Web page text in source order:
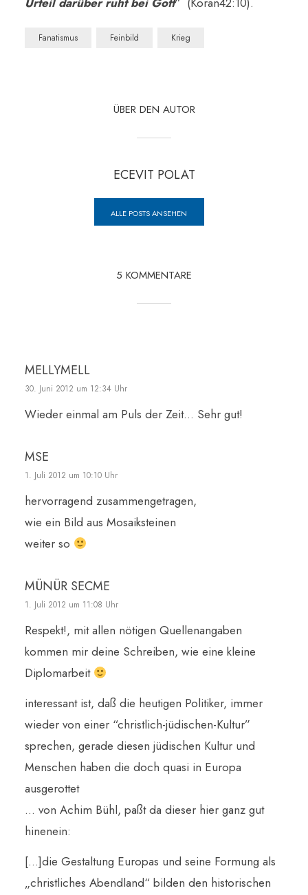
Fanatismus Feinbild Krieg
ÜBER DEN AUTOR
ECEVIT POLAT
ALLE POSTS ANSEHEN
5 KOMMENTARE
MELLYMELL
30. Juni 2012 um 12:34 Uhr
Wieder einmal am Puls der Zeit… Sehr gut!
MSE
1. Juli 2012 um 10:10 Uhr
hervorragend zusammengetragen,
wie ein Bild aus Mosaiksteinen
weiter so
MÜNÜR SECME
1. Juli 2012 um 11:08 Uhr
Respekt!, mit allen nötigen Quellenangaben
kommen mir deine Schreiben, wie eine kleine
Diplomarbeit
interessant ist, daß die heutigen Politiker, immer
wieder von einer “christlich-jüdischen-Kultur”
sprechen, gerade diesen jüdischen Kultur und
Menschen haben die doch quasi in Europa
ausgerottet
… von Achim Bühl, paßt da dieser hier ganz gut
hinenein:
[…]die Gestaltung Europas und seine Formung als
„christliches Abendland“ bilden den historischen